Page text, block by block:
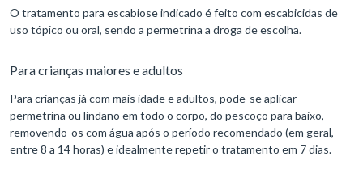
O tratamento para escabiose indicado é feito com escabicidas de
uso tópico ou oral, sendo a permetrina a droga de escolha.
Para crianças maiores e adultos
Para crianças já com mais idade e adultos, pode-se aplicar
permetrina ou lindano em todo o corpo, do pescoço para baixo,
removendo-os com água após o período recomendado (em geral,
entre 8 a 14 horas) e idealmente repetir o tratamento em 7 dias.